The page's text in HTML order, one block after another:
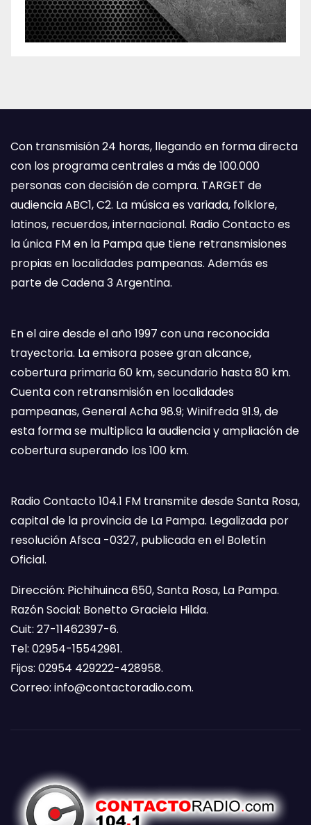
Con transmisión 24 horas, llegando en forma directa
con los programa centrales a más de 100.000
personas con decisión de compra. TARGET de
audiencia ABC1, C2. La música es variada, folklore,
latinos, recuerdos, internacional. Radio Contacto es
la única FM en la Pampa que tiene retransmisiones
propias en localidades pampeanas. Además es
parte de Cadena 3 Argentina.
En el aire desde el año 1997 con una reconocida
trayectoria. La emisora posee gran alcance,
cobertura primaria 60 km, secundario hasta 80 km.
Cuenta con retransmisión en localidades
pampeanas, General Acha 98.9; Winifreda 91.9, de
esta forma se multiplica la audiencia y ampliación de
cobertura superando los 100 km.
Radio Contacto 104.1 FM transmite desde Santa Rosa,
capital de la provincia de La Pampa. Legalizada por
resolución Afsca -0327, publicada en el Boletín
Oficial.
Dirección: Pichihuinca 650, Santa Rosa, La Pampa.
Razón Social: Bonetto Graciela Hilda.
Cuit: 27-11462397-6.
Tel: 02954-15542981.
Fijos: 02954 429222-428958.
Correo: info@contactoradio.com.